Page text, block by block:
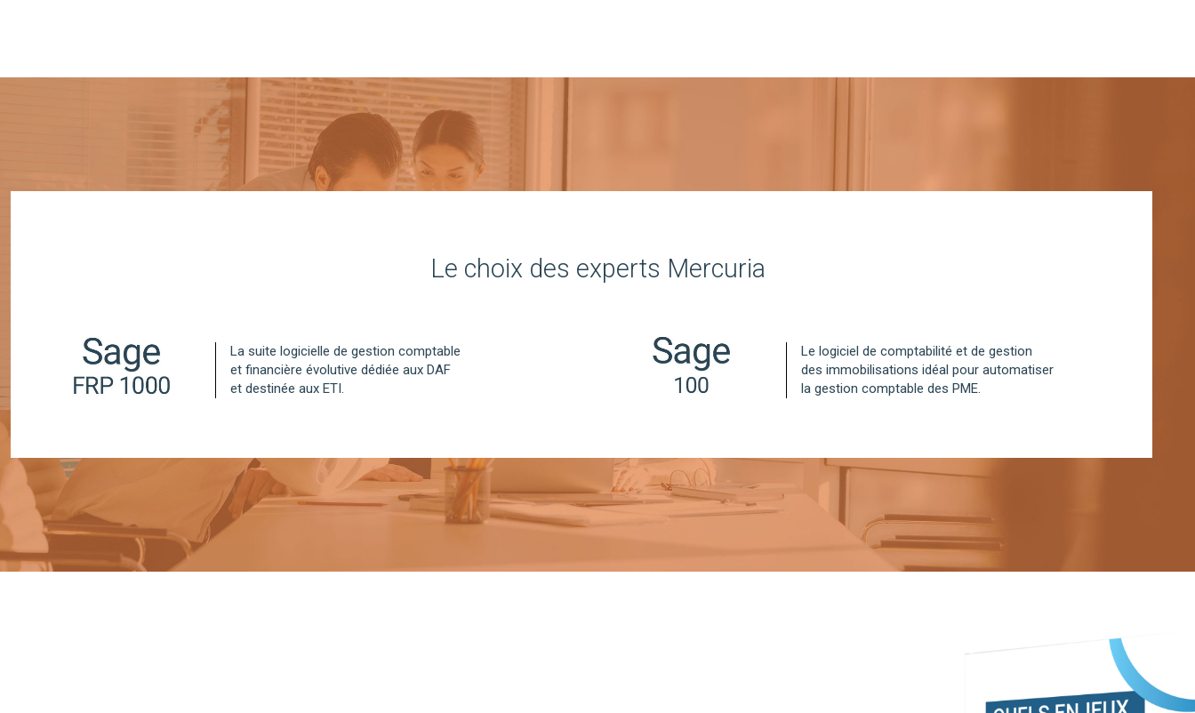
Le choix des experts Mercuria
La suite logicielle de gestion comptable
et financière évolutive dédiée aux DAF
et destinée aux ETI.
Le logiciel de comptabilité et de gestion
des immobilisations idéal pour automatiser
la gestion comptable des PME.